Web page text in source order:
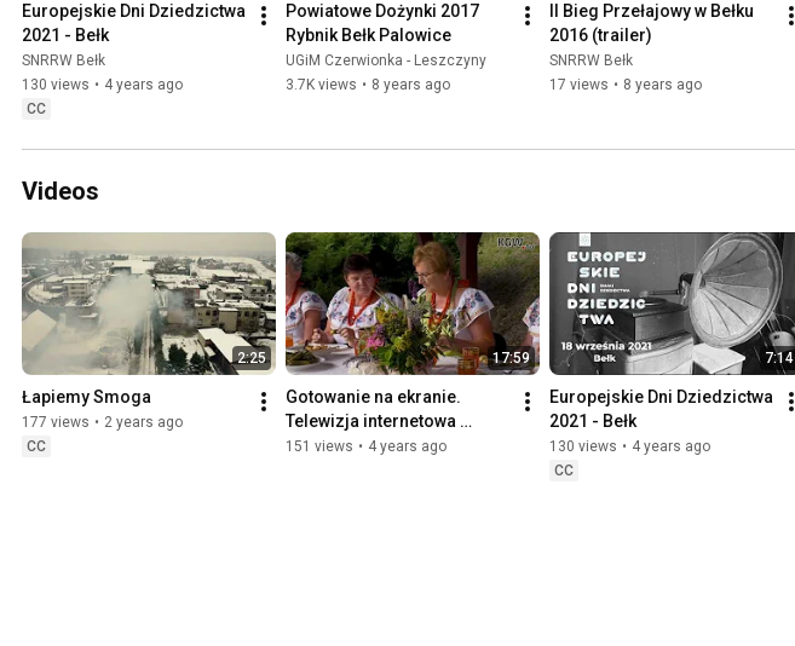
Europejskie Dni Dziedzictwa
2021 - Bełk
SNRRW Bełk
130 views • 4 years ago
CC
Powiatowe Dożynki 2017
Rybnik Bełk Palowice
UGiM Czerwionka - Leszczyny
3.7K views • 8 years ago
II Bieg Przełajowy w Bełku
2016 (trailer)
SNRRW Bełk
17 views • 8 years ago
Videos
2:25
Łapiemy Smoga
177 views • 2 years ago
CC
17:59
Gotowanie na ekranie.
Telewizja internetowa
KGW.tv - odcinek 2
151 views • 4 years ago
7:14
Europejskie Dni Dziedzictwa
2021 - Bełk
130 views • 4 years ago
CC